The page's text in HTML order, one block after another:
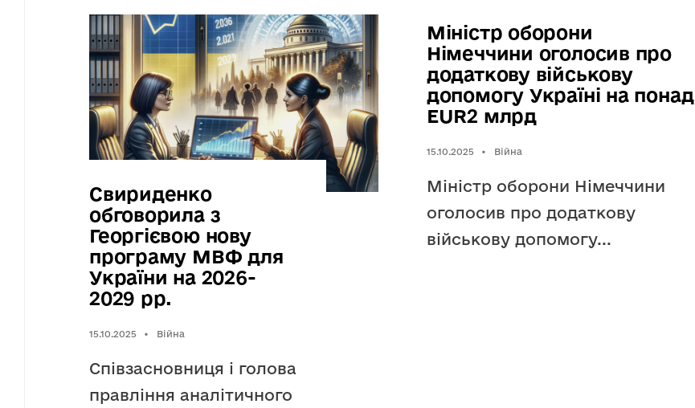
Свириденко
обговорила з
Георгієвою нову
програму МВФ для
України на 2026-
2029 рр.
15.10.2025 • Війна
Співзасновниця і голова
правління аналітичного
Міністр оборони
Німеччини оголосив про
додаткову військову
допомогу Україні на понад
EUR2 млрд
15.10.2025 • Війна
Міністр оборони Німеччини
оголосив про додаткову
військову допомогу...